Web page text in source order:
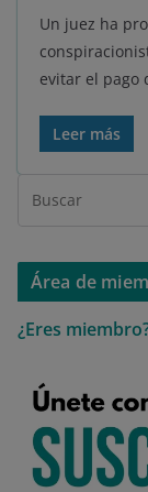
Un juez ha
evitar el pago
Leer más
Área de
¿Eres